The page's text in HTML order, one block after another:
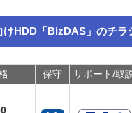
HDD「BizDAS」のチラ
保守 サポート/取